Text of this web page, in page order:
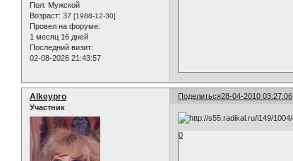
Пол: Мужской
Возраст: 37 [1988-12-30]
Провел на форуме:
1 месяц 16 дней
Последний визит:
02-08-2026 21:43:57
Поделиться28-04-2010 03:27:06
Alkeypro
Участник
0